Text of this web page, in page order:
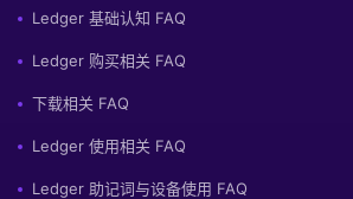
Ledger 基础认知 FAQ
Ledger 购买相关 FAQ
下载相关 FAQ
Ledger 使用相关 FAQ
Ledger 助记词与设备使用 FAQ